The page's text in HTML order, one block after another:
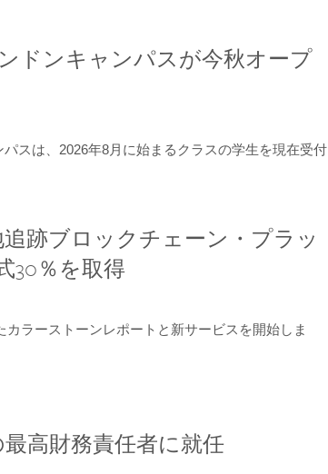
ドンキャンパスが今秋オープ
スは、2026年8月に始まるクラスの学生を現在受付
跡ブロックチェーン・プラッ
30％を取得
ラーストーンレポートと新サービスを開始しま
高財務責任者に就任